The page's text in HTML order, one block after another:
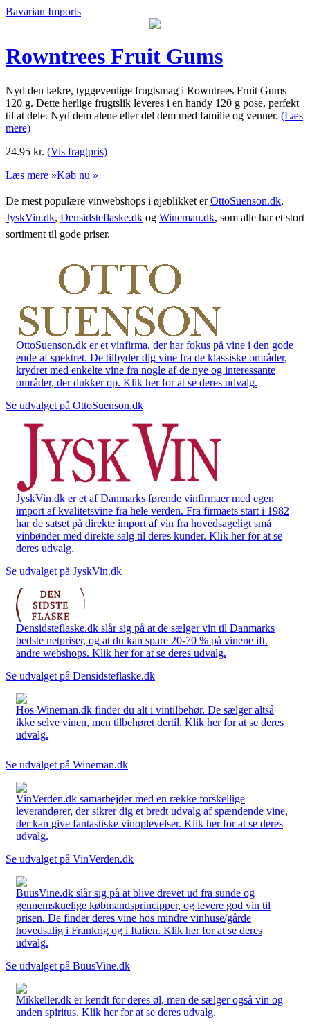
Bavarian Imports
Rowntrees Fruit Gums
Nyd den lækre, tyggevenlige frugtsmag i Rowntrees Fruit Gums
120 g. Dette herlige frugtslik leveres i en handy 120 g pose, perfekt
til at dele. Nyd dem alene eller del dem med familie og venner. (Læs
mere)
24.95 kr. (Vis fragtpris)
Læs mere »Køb nu »
De mest populære vinwebshops i øjeblikket erOttoSuenson.dk,
JyskVin.dk, Densidsteflaske.dk og Wineman.dk, som alle har et stort
sortiment til gode priser.
OttoSuenson.dk er et vinfirma, der har fokus på vine i den gode
ende af spektret. De tilbyder dig vine fra de klassiske områder,
krydret med enkelte vine fra nogle af de nye og interessante
områder, der dukker op. Klik her for at se deres udvalg.
Se udvalget på OttoSuenson.dk
JyskVin.dk er et af Danmarks førende vinfirmaer med egen
import af kvalitetsvine fra hele verden. Fra firmaets start i 1982
har de satset på direkte import af vin fra hovedsageligt små
vinbønder med direkte salg til deres kunder. Klik her for at se
deres udvalg.
Se udvalget på JyskVin.dk
Densidsteflaske.dk slår sig på at de sælger vin til Danmarks
bedste netpriser, og at du kan spare 20-70 % på vinene ift.
andre webshops. Klik her for at se deres udvalg.
Se udvalget på Densidsteflaske.dk
Hos Wineman.dk finder du alt i vintilbehør. De sælger altså
ikke selve vinen, men tilbehøret dertil. Klik her for at se deres
udvalg.
Se udvalget på Wineman.dk
VinVerden.dk samarbejder med en række forskellige
leverandører, der sikrer dig et bredt udvalg af spændende vine,
der kan give fantastiske vinoplevelser. Klik her for at se deres
udvalg.
Se udvalget på VinVerden.dk
BuusVine.dk slår sig på at blive drevet ud fra sunde og
gennemskuelige købmandsprincipper, og levere god vin til
prisen. De finder deres vine hos mindre vinhuse/gårde
hovedsalig i Frankrig og i Italien. Klik her for at se deres
udvalg.
Se udvalget på BuusVine.dk
Mikkeller.dk er kendt for deres øl, men de sælger også vin og
anden spiritus. Klik her for at se deres udvalg.